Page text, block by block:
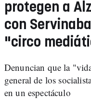
protegen a
con
"circo
Denuncian que la
general de los
en un espectáculo